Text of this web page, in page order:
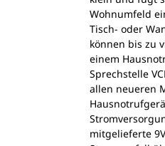
Wohnumfeld
Tisch- oder
können bis zu
einem
Sprechstelle
allen neueren
mitgelieferte